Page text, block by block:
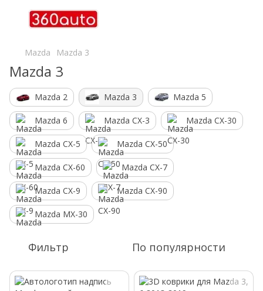
Mazda Mazda 3
Mazda 3
Mazda 2 Mazda 3 Mazda 5
Mazda 6 Mazda CX-3 Mazda CX-30
Mazda CX-5 Mazda CX-50
Mazda CX-60 Mazda CX-7
Mazda CX-9 Mazda CX-90
Mazda MX-30
Фильтр По популярности